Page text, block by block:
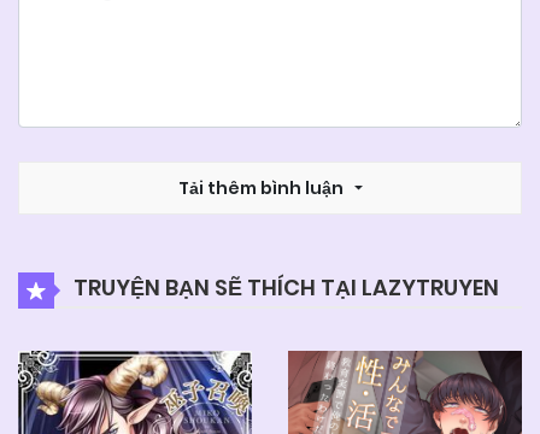
Tải thêm bình luận
TRUYỆN BẠN SẼ THÍCH TẠI LAZYTRUYEN